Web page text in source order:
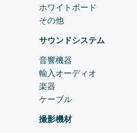
ホワイトボード
その他
サウンドシステム
音響機器
輸入オーディオ
楽器
ケーブル
撮影機材